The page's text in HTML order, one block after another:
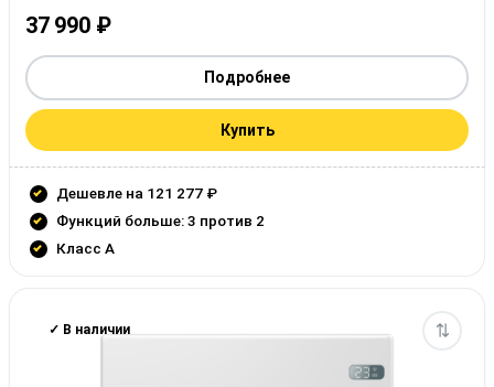
37 990 ₽
Подробнее
Купить
Дешевле на 121 277 ₽
Функций больше: 3 против 2
Класс A
✓ В наличии